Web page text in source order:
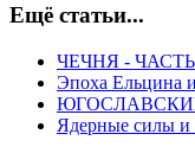
Ещё статьи...
ЧЕЧНЯ - ЧАСТЬ
Эпоха Ельцина
ЮГОСЛАВСКИЙ
Ядерные силы и